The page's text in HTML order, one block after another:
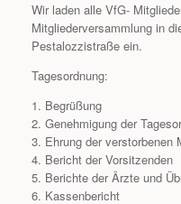
Wir laden alle VfG-
Mitgliederversammlung in
Pestalozzistraße ein.
Tagesordnung:
1. Begrüßung
2. Genehmigung der
3. Ehrung der verstorbenen
4. Bericht der Vorsitzenden
5. Berichte der Ärzte und
6. Kassenbericht